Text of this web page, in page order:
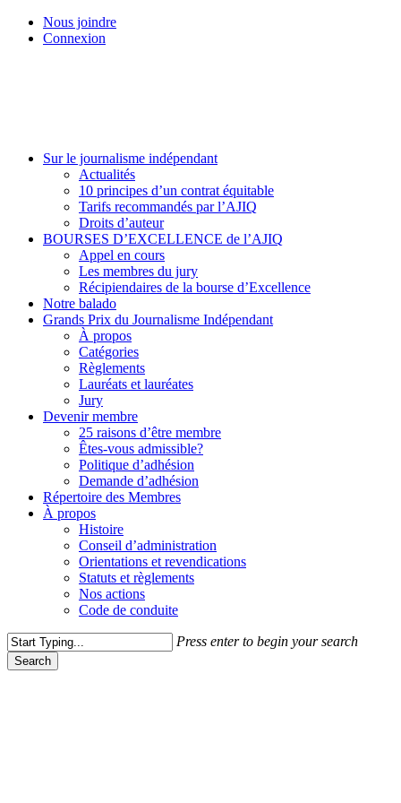
Skip
Nous joindre
Connexion
Menu
Sur le journalisme indépendant
Actualités
10 principes d’un contrat équitable
Tarifs recommandés par l’AJIQ
Droits d’auteur
BOURSES D’EXCELLENCE de l’AJIQ
Appel en cours
Les membres du jury
Récipiendaires de la bourse d’Excellence
Notre balado
Grands Prix du Journalisme Indépendant
À propos
Catégories
Règlements
Lauréats et lauréates
Jury
Devenir membre
25 raisons d’être membre
Êtes-vous admissible?
Politique d’adhésion
Demande d’adhésion
Répertoire des Membres
À propos
Histoire
Conseil d’administration
Orientations et revendications
Statuts et règlements
Nos actions
Code de conduite
Press enter to begin your search
Search